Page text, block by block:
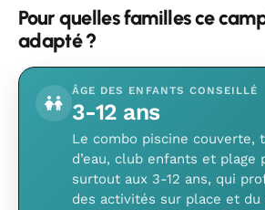
Pour quelles familles ce
adapté ?
ÂGE DES ENFANTS CONSEILLÉ
3-12 ans
Le combo piscine couverte,
d’eau, club enfants et plage
surtout aux 3-12 ans, qui
des activités sur place et du